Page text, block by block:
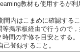
教材も使用するが
間内はこまめに確認する
掲示板経由で行うので，
間の学修を目安とする。
登録すること。